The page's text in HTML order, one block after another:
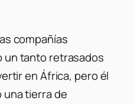
compañías
un tanto retrasados
en África, pero él
tierra de